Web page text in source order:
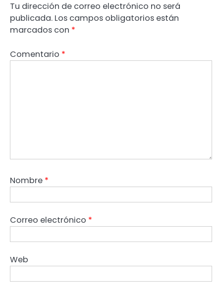
Tu dirección de correo electrónico no será
publicada. Los campos obligatorios están
marcados con *
Comentario *
Nombre *
Correo electrónico *
Web